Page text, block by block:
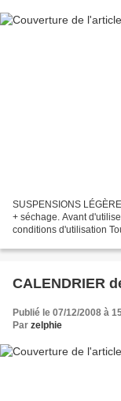
SUSPENSIONS
+ séchage. Avant
conditions d'utilisation
CALENDRIER
Publié le 07/12/2008 à
Par zelphie